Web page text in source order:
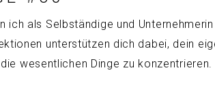
als Selbständige und
unterstützen dich dabei, dein
wesentlichen Dinge zu konzentrieren.